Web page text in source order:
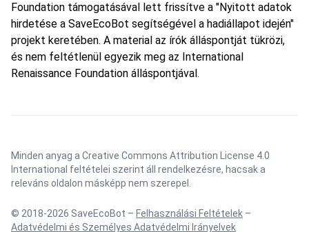
Foundation támogatásával lett frissítve a "Nyitott adatok
hirdetése a SaveEcoBot segítségével a hadiállapot idején"
projekt keretében. A material az írók álláspontját tükrözi,
és nem feltétlenül egyezik meg az International
Renaissance Foundation álláspontjával.
Minden anyag a Creative Commons Attribution License 4.0
International feltételei szerint áll rendelkezésre, hacsak a
releváns oldalon másképp nem szerepel.
© 2018-2026 SaveEcoBot – Felhasználási Feltételek –
Adatvédelmi és Személyes Adatvédelmi Irányelvek